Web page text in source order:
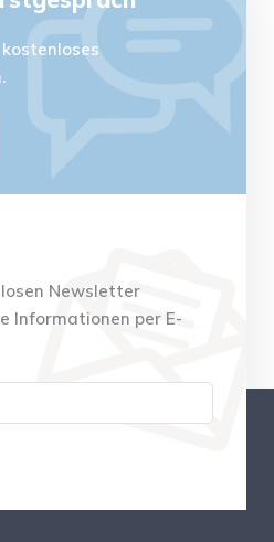
Newsletter
Informationen per E-